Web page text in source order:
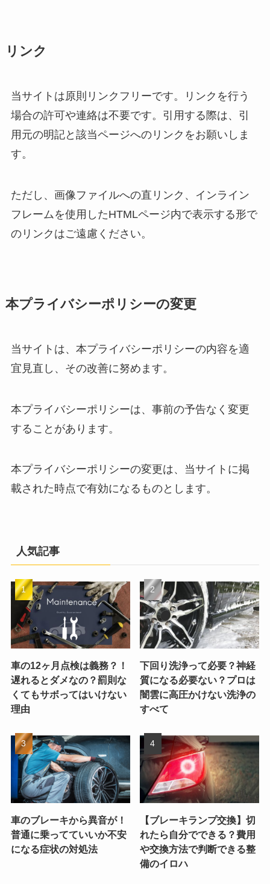
リンク
当サイトは原則リンクフリーです。リンクを行う
場合の許可や連絡は不要です。引用する際は、引
用元の明記と該当ページへのリンクをお願いしま
す。
ただし、画像ファイルへの直リンク、インライン
フレームを使用したHTMLページ内で表示する形で
のリンクはご遠慮ください。
本プライバシーポリシーの変更
当サイトは、本プライバシーポリシーの内容を適
宜見直し、その改善に努めます。
本プライバシーポリシーは、事前の予告なく変更
することがあります。
本プライバシーポリシーの変更は、当サイトに掲
載された時点で有効になるものとします。
人気記事
車の12ヶ月点検は義務？！
遅れるとダメなの？罰則な
くてもサボってはいけない
理由
下回り洗浄って必要？神経
質になる必要ない？プロは
闇雲に高圧かけない洗浄の
すべて
車のブレーキから異音が！
普通に乗ってていいか不安
になる症状の対処法
【ブレーキランプ交換】切
れたら自分でできる？費用
や交換方法で判断できる整
備のイロハ